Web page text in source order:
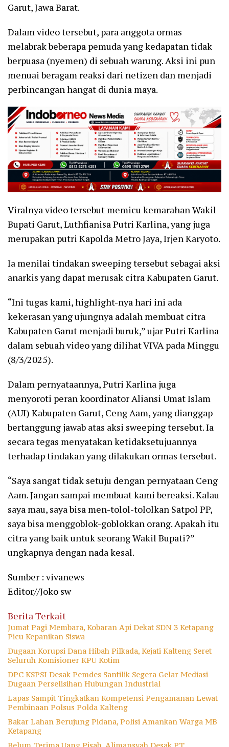
Garut, Jawa Barat.
Dalam video tersebut, para anggota ormas
melabrak beberapa pemuda yang kedapatan tidak
berpuasa (nyemen) di sebuah warung. Aksi ini pun
menuai beragam reaksi dari netizen dan menjadi
perbincangan hangat di dunia maya.
Viralnya video tersebut memicu kemarahan Wakil
Bupati Garut, Luthfianisa Putri Karlina, yang juga
merupakan putri Kapolda Metro Jaya, Irjen Karyoto.
Ia menilai tindakan sweeping tersebut sebagai aksi
anarkis yang dapat merusak citra Kabupaten Garut.
“Ini tugas kami, highlight-nya hari ini ada
kekerasan yang ujungnya adalah membuat citra
Kabupaten Garut menjadi buruk,” ujar Putri Karlina
dalam sebuah video yang dilihat VIVA pada Minggu
(8/3/2025).
Dalam pernyataannya, Putri Karlina juga
menyoroti peran koordinator Aliansi Umat Islam
(AUI) Kabupaten Garut, Ceng Aam, yang dianggap
bertanggung jawab atas aksi sweeping tersebut. Ia
secara tegas menyatakan ketidaksetujuannya
terhadap tindakan yang dilakukan ormas tersebut.
“Saya sangat tidak setuju dengan pernyataan Ceng
Aam. Jangan sampai membuat kami bereaksi. Kalau
saya mau, saya bisa men-tolol-tololkan Satpol PP,
saya bisa menggoblok-goblokkan orang. Apakah itu
citra yang baik untuk seorang Wakil Bupati?”
ungkapnya dengan nada kesal.
Sumber : vivanews
Editor//Joko sw
Berita Terkait
Jumat Pagi Membara, Kobaran Api Dekat SDN 3 Ketapang
Picu Kepanikan Siswa
Dugaan Korupsi Dana Hibah Pilkada, Kejati Kalteng Seret
Seluruh Komisioner KPU Kotim
DPC KSPSI Desak Pemdes Santilik Segera Gelar Mediasi
Dugaan Perselisihan Hubungan Industrial
Lapas Sampit Tingkatkan Kompetensi Pengamanan Lewat
Pembinaan Polsus Polda Kalteng
Bakar Lahan Berujung Pidana, Polisi Amankan Warga MB
Ketapang